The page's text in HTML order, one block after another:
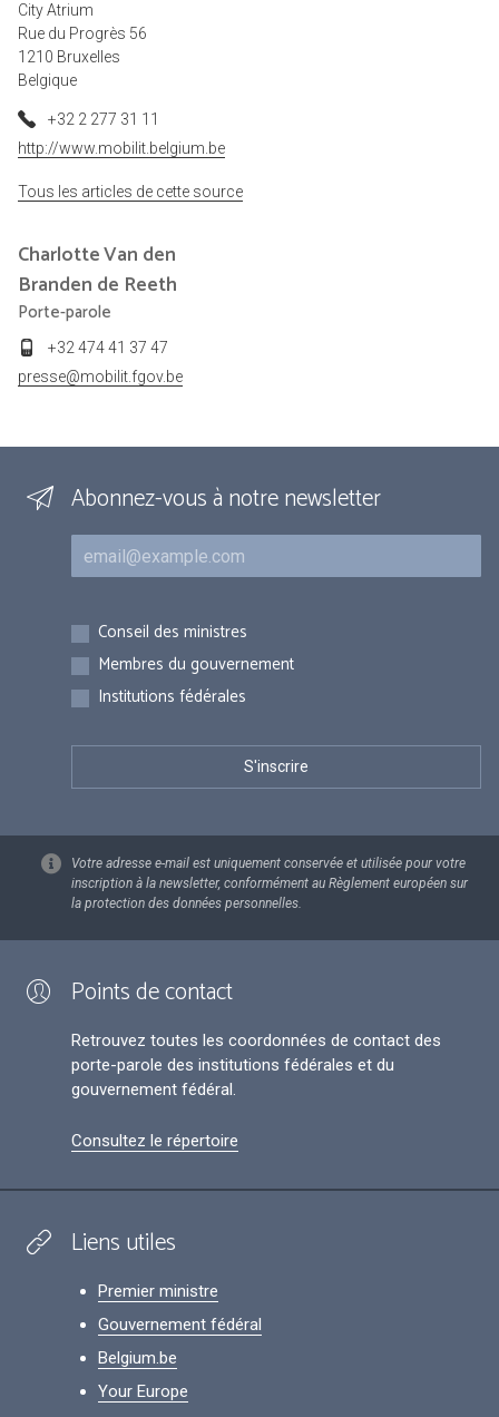
City Atrium
Rue du Progrès 56
1210 Bruxelles
Belgique
+32 2 277 31 11
http://www.mobilit.belgium.be
Tous les articles de cette source
CharlotteVan den
Branden de Reeth
Porte-parole
+32 474 41 37 47
presse@mobilit.fgov.be
Abonnez-vous à notre newsletter
Courriel
Inscriptions
Conseil des ministres
Membres du gouvernement
Institutions fédérales
Votre adresse e-mail est uniquement conservée et utilisée pour votre
inscription à la newsletter, conformément au Règlement européen sur
la protection des données personnelles.
Points de contact
Retrouvez toutes les coordonnées de contact des
porte-parole des institutions fédérales et du
gouvernement fédéral.
Consultez le répertoire
Liens utiles
Premier ministre
Gouvernement fédéral
Belgium.be
Your Europe